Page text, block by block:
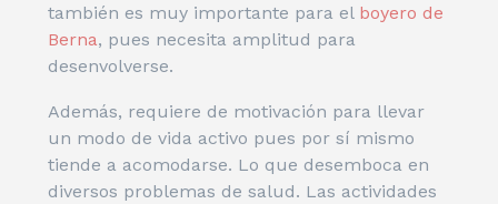
también es muy importante para el boyero de
Berna, pues necesita amplitud para
desenvolverse.
Además, requiere de motivación para llevar
un modo de vida activo pues por sí mismo
tiende a acomodarse. Lo que desemboca en
diversos problemas de salud. Las actividades